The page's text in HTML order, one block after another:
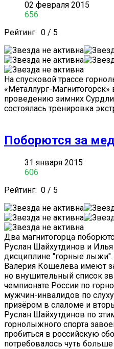
02 февраля 2015
656
Рейтинг: 0 / 5
На спусковой трассе
«Металлург-
проведению зимних
состоялась тренировка
Поборются за
31 января 2015
606
Рейтинг: 0 / 5
Два магнитогорца
Руслан Шайхутдинов и
дисциплине "горные
Валерия Кошелева имеют
но внушительный список
чемпионате России по
мужчин-инвалидов по
призёром в слаломе и
Руслан Шайхутдинов по
горнолыжного спорта
пробиться в российскую
потребовалось чуть больше